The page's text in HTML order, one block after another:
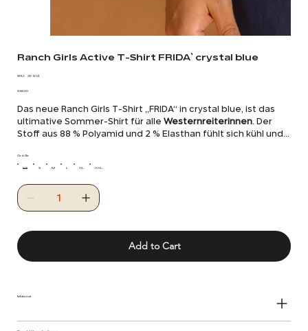
Ranch Girls Active T-Shirt FRIDA` crystal blue
SKU:
SKU
1214
26 1214
Price
€38.00
Das neue Ranch Girls T-Shirt „FRIDA“ in crystal blue, ist das
ultimative Sommer-Shirt für alle Westernreiterinnen. Der
Stoff aus 88 % Polyamid und 2 % Elasthan fühlt sich kühl und
sportliche Western-Shirt ist in drei neuen Farben erhältlich:
Salbeigrün, Macchiato und Huckleberry. Das Ranch Girls-
Markenlogo ist als silberner Reflektordruck aufgebracht und
verleiht dem Shirt einen besonderen Akzent.
XS S M L XL XXL
Größe
Add to Cart
Material